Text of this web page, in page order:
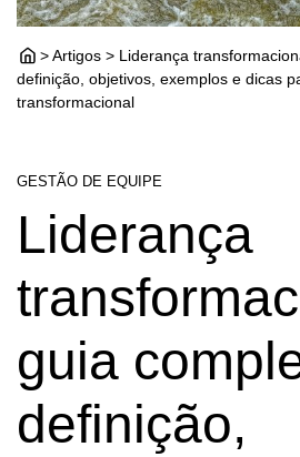
> Artigos > Liderança
definição, objetivos, exemplos e dicas
transformacional
GESTÃO DE EQUIPE
Liderança
guia
definição,